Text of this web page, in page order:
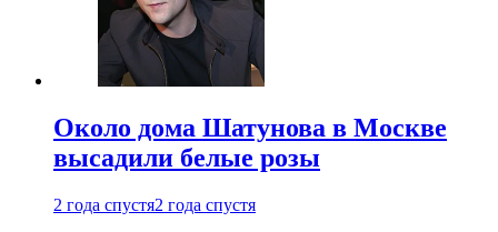
Около дома Шатунова в Москве
высадили белые розы
2 года спустя2 года спустя